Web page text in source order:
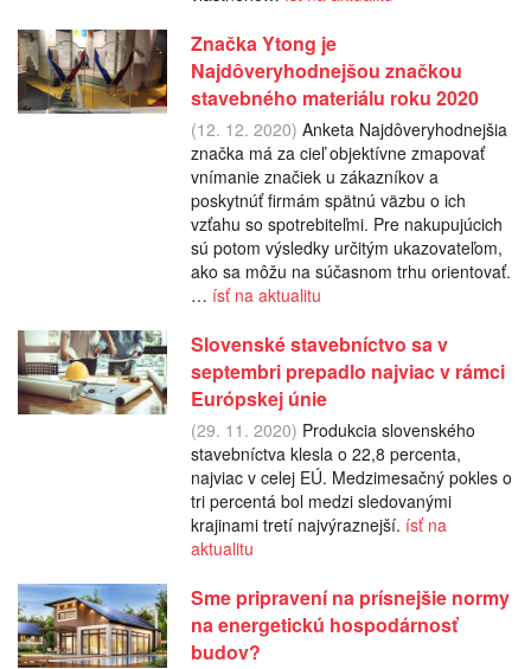
Značka Ytong je
Najdôveryhodnejšou značkou
stavebného materiálu roku 2020
(12. 12. 2020) Anketa Najdôveryhodnejšia
značka má za cieľ objektívne zmapovať
vnímanie značiek u zákazníkov a
poskytnúť firmám spätnú väzbu o ich
vzťahu so spotrebiteľmi. Pre nakupujúcich
sú potom výsledky určitým ukazovateľom,
ako sa môžu na súčasnom trhu orientovať.
… ísť na aktualitu
Slovenské stavebníctvo sa v
septembri prepadlo najviac v rámci
Európskej únie
(29. 11. 2020) Produkcia slovenského
stavebníctva klesla o 22,8 percenta,
najviac v celej EÚ. Medzimesačný pokles o
tri percentá bol medzi sledovanými
krajinami tretí najvýraznejší. ísť na
aktualitu
Sme pripravení na prísnejšie normy
na energetickú hospodárnosť
budov?